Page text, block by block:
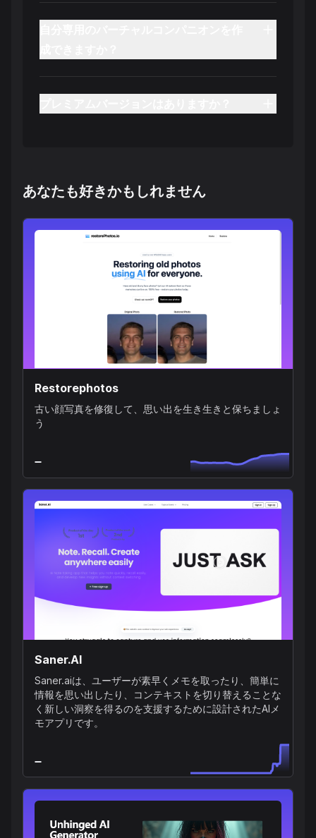
あなたも好きかもしれません
Restorephotos
古い顔写真を修復して、思い出を生き生きと保ちましょ
う
Saner.AI
Saner.aiは、ユーザーが素早くメモを取ったり、簡単に
情報を思い出したり、コンテキストを切り替えることな
く新しい洞察を得るのを支援するために設計されたAIメ
モアプリです。